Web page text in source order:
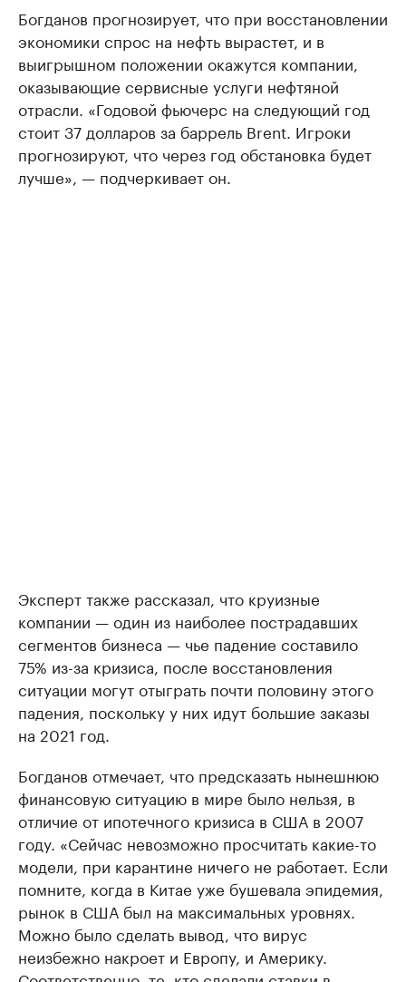
Богданов прогнозирует, что при восстановлении
экономики спрос на нефть вырастет, и в
выигрышном положении окажутся компании,
оказывающие сервисные услуги нефтяной
отрасли. «Годовой фьючерс на следующий год
стоит 37 долларов за баррель Brent. Игроки
прогнозируют, что через год обстановка будет
лучше», — подчеркивает он.
Эксперт также рассказал, что круизные
компании — один из наиболее пострадавших
сегментов бизнеса — чье падение составило
75% из-за кризиса, после восстановления
ситуации могут отыграть почти половину этого
падения, поскольку у них идут большие заказы
на 2021 год.
Богданов отмечает, что предсказать нынешнюю
финансовую ситуацию в мире было нельзя, в
отличие от ипотечного кризиса в США в 2007
году. «Сейчас невозможно просчитать какие-то
модели, при карантине ничего не работает. Если
помните, когда в Китае уже бушевала эпидемия,
рынок в США был на максимальных уровнях.
Можно было сделать вывод, что вирус
неизбежно накроет и Европу, и Америку.